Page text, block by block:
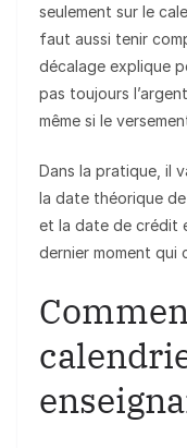
seulement sur le
faut aussi tenir
décalage explique
pas toujours
même si le
Dans la pratique, il
la date théorique de
et la date de crédit
dernier moment qui